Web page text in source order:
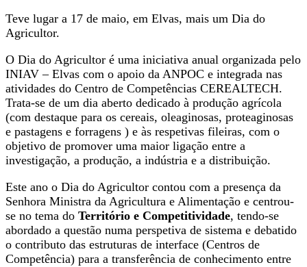
Teve lugar a 17 de maio, em Elvas, mais um Dia do
Agricultor.
O Dia do Agricultor é uma iniciativa anual organizada pelo
INIAV – Elvas com o apoio da ANPOC e integrada nas
atividades do Centro de Competências CEREALTECH.
Trata-se de um dia aberto dedicado à produção agrícola
(com destaque para os cereais, oleaginosas, proteaginosas
e pastagens e forragens ) e às respetivas fileiras, com o
objetivo de promover uma maior ligação entre a
investigação, a produção, a indústria e a distribuição.
Este ano o Dia do Agricultor contou com a presença da
Senhora Ministra da Agricultura e Alimentação e centrou-
se no tema do Território e Competitividade, tendo-se
abordado a questão numa perspetiva de sistema e debatido
o contributo das estruturas de interface (Centros de
Competência) para a transferência de conhecimento entre